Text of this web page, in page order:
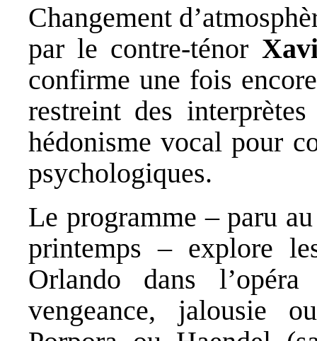
Changement
par le contre-ténor
confirme une fois
restreint des
hédonisme vocal pour
psychologiques.
Le programme – paru
printemps – explore
Orlando dans
vengeance, jalousie